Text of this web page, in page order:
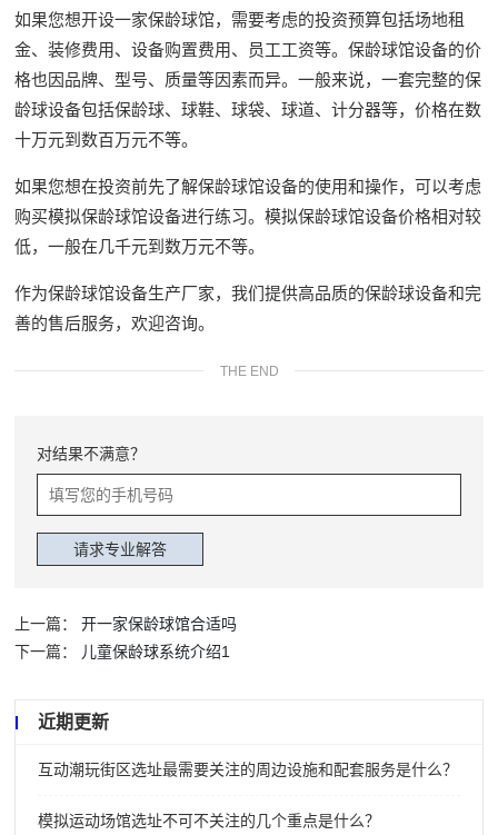
如果您想开设一家保龄球馆，需要考虑的投资预算包括场地租
金、装修费用、设备购置费用、员工工资等。保龄球馆设备的价
格也因品牌、型号、质量等因素而异。一般来说，一套完整的保
龄球设备包括保龄球、球鞋、球袋、球道、计分器等，价格在数
十万元到数百万元不等。
如果您想在投资前先了解保龄球馆设备的使用和操作，可以考虑
购买模拟保龄球馆设备进行练习。模拟保龄球馆设备价格相对较
低，一般在几千元到数万元不等。
作为保龄球馆设备生产厂家，我们提供高品质的保龄球设备和完
善的售后服务，欢迎咨询。
THE END
对结果不满意？
上一篇：
开一家保龄球馆合适吗
下一篇：
儿童保龄球系统介绍1
近期更新
互动潮玩街区选址最需要关注的周边设施和配套服务是什么？
模拟运动场馆选址不可不关注的几个重点是什么？